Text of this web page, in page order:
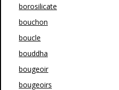
borosilicate
bouchon
boucle
bouddha
bougeoir
bougeoirs